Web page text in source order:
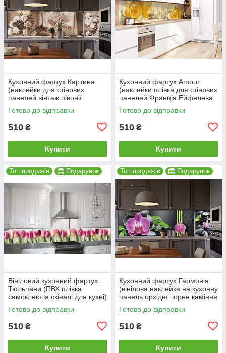
Кухонний фартух Картина
(наклейки для стінових
панелей вінтаж півонії
троянди букети чорно-білий)
600*2000 мм
Готово до відправки
510 ₴
Купити
Кухонний фартух Amour
(наклейки плівка для стінових
панелей Франція Ейфелева
вежа тістечко Лувр) 600*2000
мм
Готово до відправки
510 ₴
Купити
Топ продажів Подарунок
Вініловий кухонний фартух
Тюльпани (ПВХ плівка
самоклеюча скіналі для кухні)
600*2000 мм
Готово до відправки
510 ₴
Купити
Топ продажів Подарунок
Кухонний фартух Гармонія
(вінілова наклейка на кухонну
панель орхідеї чорне каміння
бамбук) 600*2000 мм
Готово до відправки
510 ₴
Купити